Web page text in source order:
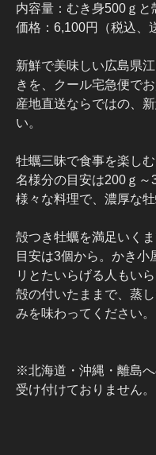
内容量：むき身500ｇと
価格：6,100円（税込、
新鮮で美味しい広島県
きを、クール宅急便でお
産地直送ならではの、
い。
牡蠣三昧で食事を楽し
名様分の目安は200ｇ
様々な料理で、濃厚な
殻つき牡蠣を満足いく
目安は3個から。かき小
リとたいらげる人もい
殻の付いたままで、蒸
みを味わってください。
※北海道・沖縄・離島
受け付けておりません。